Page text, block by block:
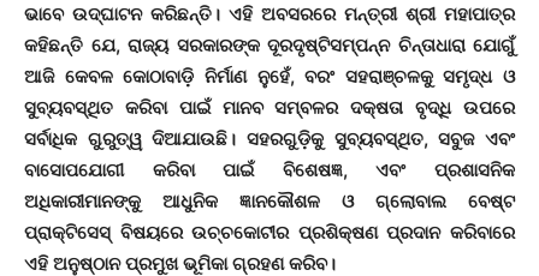
ଭାବେ ଉଦ୍‌ଘାଟନ କରିଛନ୍ତି। ଏହି ଅବସରରେ ମନ୍ତ୍ରୀ ଶ୍ରୀ ମହାପାତ୍ର
କହିଛନ୍ତି ଯେ, ରାଜ୍ୟ ସରକାରଙ୍କ ଦୂରଦୃଷ୍ଟିସମ୍ପନ୍ନ ଚିନ୍ତାଧାରା ଯୋଗୁଁ
ଆଜି କେବଳ କୋଠାବାଡ଼ି ନିର୍ମାଣ ନୁହେଁ, ବରଂ ସହରାଞ୍ଚଳକୁ ସମୃଦ୍ଧ ଓ
ସୁବ୍ୟବସ୍ଥିତ କରିବା ପାଇଁ ମାନବ ସମ୍ବଳର ଦକ୍ଷତା ବୃଦ୍ଧି ଉପରେ
ସର୍ବାଧିକ ଗୁରୁତ୍ୱ ଦିଆଯାଉଛି। ସହରଗୁଡ଼ିକୁ ସୁବ୍ୟବସ୍ଥିତ, ସବୁଜ ଏବଂ
ବାସୋପଯୋଗୀ କରିବା ପାଇଁ ବିଶେଷଜ୍ଞ, ଏବଂ ପ୍ରଶାସନିକ
ଅଧିକାରୀମାନଙ୍କୁ ଆଧୁନିକ ଜ୍ଞାନକୌଶଳ ଓ ଗ୍ଲୋବାଲ ବେଷ୍ଟ
ପ୍ରାକ୍ଟିସେସ୍ ବିଷୟରେ ଉଚ୍ଚକୋଟୀର ପ୍ରଶିକ୍ଷଣ ପ୍ରଦାନ କରିବାରେ
ଏହି ଅନୁଷ୍ଠାନ ପ୍ରମୁଖ ଭୂମିକା ଗ୍ରହଣ କରିବ।